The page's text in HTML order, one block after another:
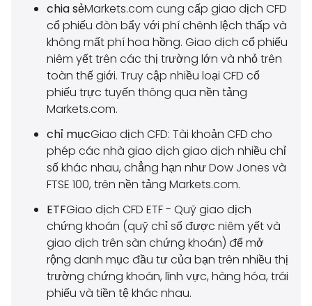
chia sẻMarkets.com cung cấp giao dịch CFD
cổ phiếu đòn bẩy với phí chênh lệch thấp và
không mất phí hoa hồng. Giao dịch cổ phiếu
niêm yết trên các thị trường lớn và nhỏ trên
toàn thế giới. Truy cập nhiều loại CFD cổ
phiếu trực tuyến thông qua nền tảng
Markets.com.
chỉ mụcGiao dịch CFD: Tài khoản CFD cho
phép các nhà giao dịch giao dịch nhiều chỉ
số khác nhau, chẳng hạn như Dow Jones và
FTSE 100, trên nền tảng Markets.com.
ETFGiao dịch CFD ETF - Quỹ giao dịch
chứng khoán (quỹ chỉ số được niêm yết và
giao dịch trên sàn chứng khoán) để mở
rộng danh mục đầu tư của bạn trên nhiều thị
trường chứng khoán, lĩnh vực, hàng hóa, trái
phiếu và tiền tệ khác nhau.